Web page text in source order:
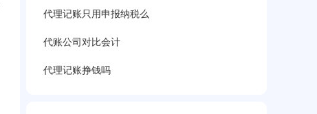
代理记账只用申报纳税么
代账公司对比会计
代理记账挣钱吗